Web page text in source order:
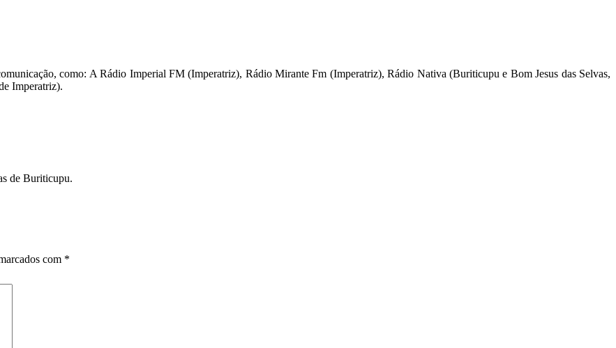
como: A Rádio Imperial FM (Imperatriz), Rádio Mirante Fm (Imperatriz), Rádio Nativa (Buriticupu e Bom Jesus das Selvas,
Imperatriz).
de Buriticupu.
com *